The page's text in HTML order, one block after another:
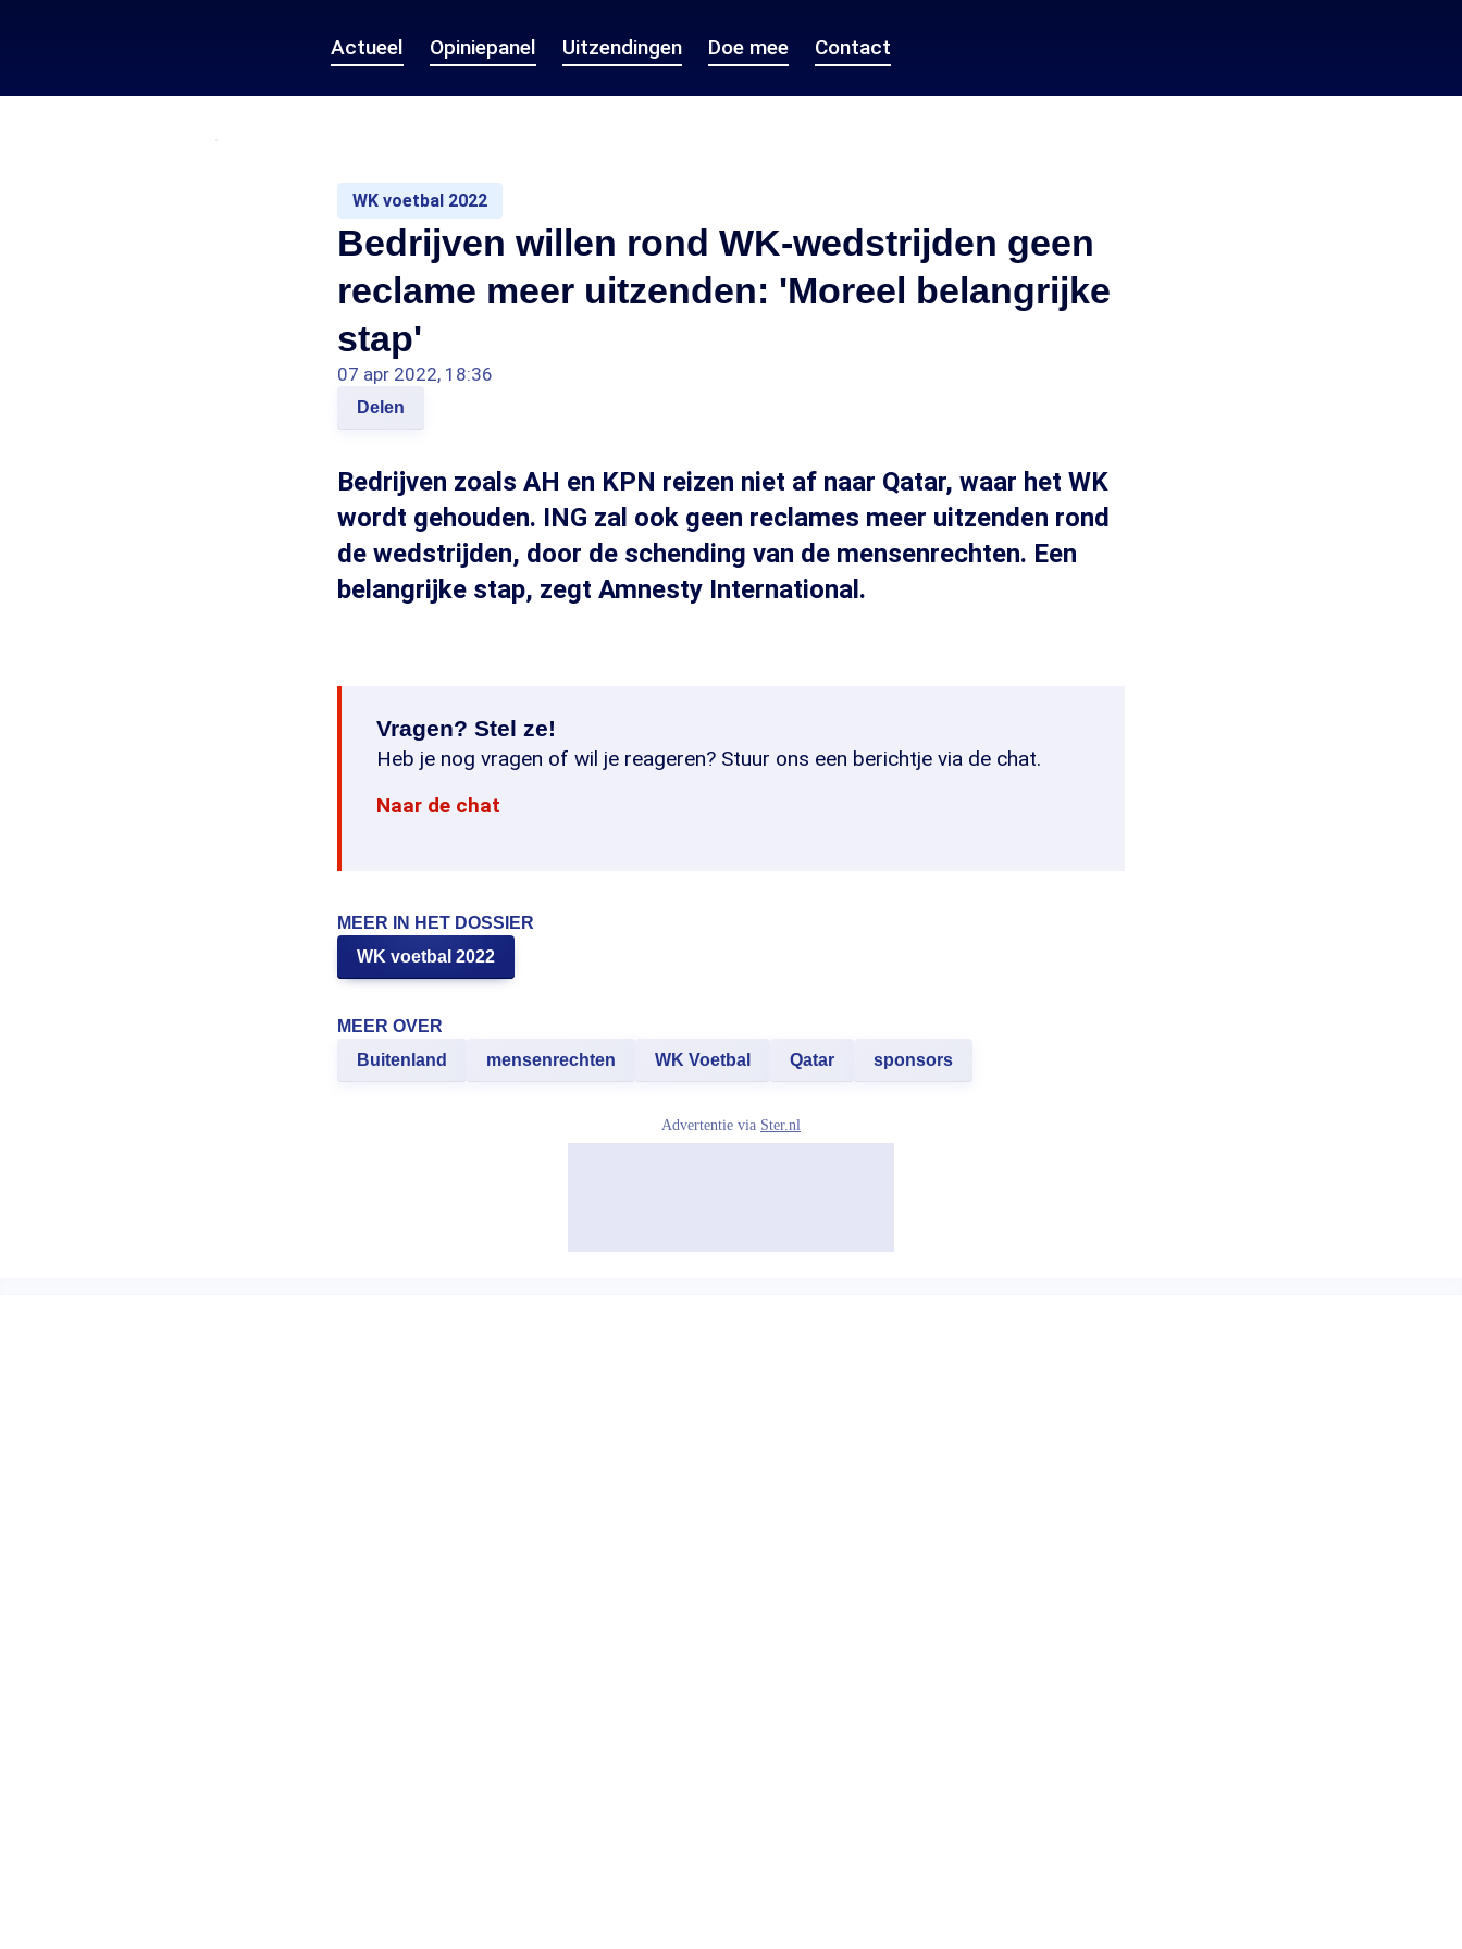
Actueel Opiniepanel Uitzendingen Doe mee Contact
WK voetbal 2022
Bedrijven willen rond WK-wedstrijden geen
reclame meer uitzenden: 'Moreel belangrijke
stap'
07 apr 2022, 18:36
Delen
Bedrijven zoals AH en KPN reizen niet af naar Qatar, waar het WK
wordt gehouden. ING zal ook geen reclames meer uitzenden rond
de wedstrijden, door de schending van de mensenrechten. Een
belangrijke stap, zegt Amnesty International.
Vragen? Stel ze!
Heb je nog vragen of wil je reageren? Stuur ons een berichtje via de chat.
Naar de chat
MEER IN HET DOSSIER
WK voetbal 2022
MEER OVER
Buitenland
mensenrechten WK Voetbal Qatar sponsors
Advertentie via Ster.nl